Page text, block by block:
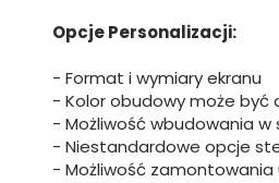
Opcje Personalizacji:
- Format i wymiary ekranu
- Kolor obudowy może być
- Możliwość wbudowania
- Niestandardowe opcje
- Możliwość